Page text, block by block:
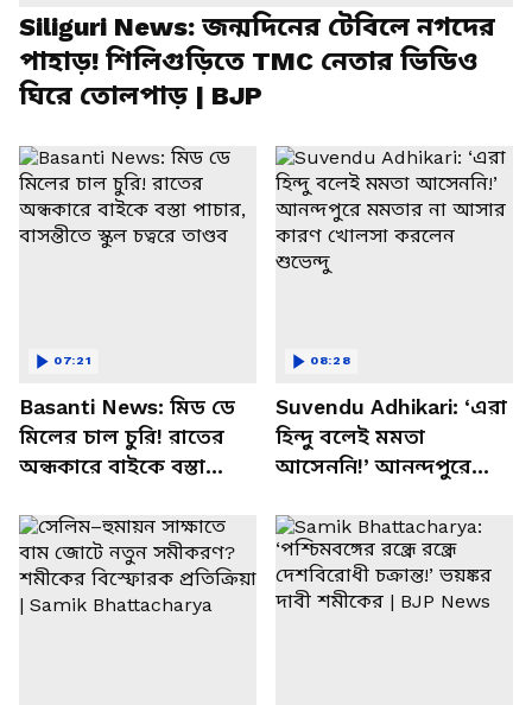
Siliguri News: জন্মদিনের টেবিলে নগদের
পাহাড়! শিলিগুড়িতে TMC নেতার ভিডিও
ঘিরে তোলপাড় | BJP
Basanti News: মিড ডে
মিলের চাল চুরি! রাতের
অন্ধকারে বাইকে বস্তা
চত্বরে তাণ্ডব
07:21
Suvendu Adhikari: ‘এরা
হিন্দু বলেই মমতা
আসেননি!’ আনন্দপুরে
খোলসা করলেন শুভেন্দু
08:28